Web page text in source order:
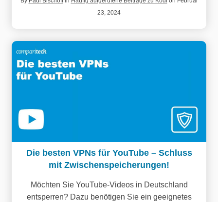
23, 2024
Die besten VPNs für YouTube – Schluss
mit Zwischenspeicherungen!
Möchten Sie YouTube-Videos in Deutschland
entsperren? Dazu benötigen Sie ein geeignetes